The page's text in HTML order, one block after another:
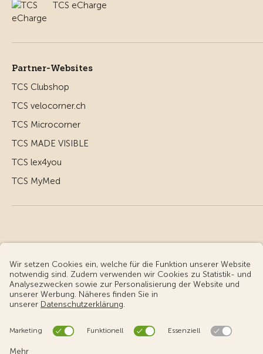
TCS eCharge
Partner-Websites
TCS Clubshop
TCS velocorner.ch
TCS Microcorner
TCS MADE VISIBLE
TCS lex4you
TCS MyMed
© Touring Club Schweiz
Benutzungsbedingungen - rechtliche Informationen